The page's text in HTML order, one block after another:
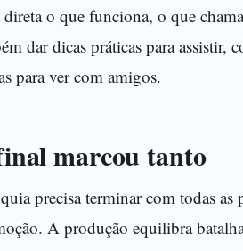
o que funciona, o que
dar dicas práticas para assistir,
para ver com amigos.
marcou tanto
precisa terminar com todas as
A produção equilibra